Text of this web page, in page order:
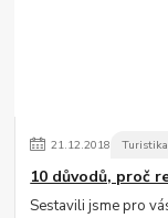
21.12.2018 Turistika
10 důvodů, proč
Sestavili jsme pro